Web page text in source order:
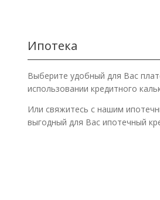
Ипотека
Выберите удобный для Вас
использовании кредитного
Или свяжитесь с нашим
выгодный для Вас ипотечный